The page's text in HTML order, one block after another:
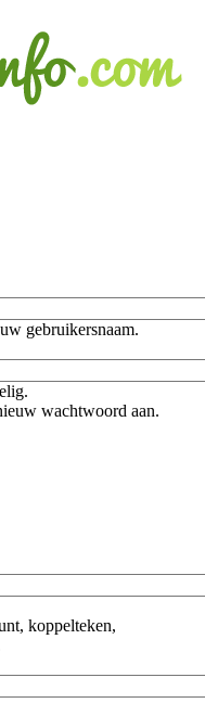
gebruikersnaam.
wachtwoord aan.
koppelteken,